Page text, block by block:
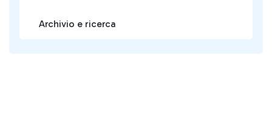
Archivio e ricerca